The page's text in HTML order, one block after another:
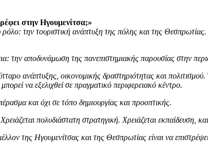
στην Ηγουμενίτσα;»
την τουριστική ανάπτυξη της πόλης και της Θεσπρωτίας.
την αποδυνάμωση της πανεπιστημιακής παρουσίας στην
ανάπτυξης, οικονομικής δραστηριότητας και
να εξελιχθεί σε πραγματικό περιφερειακό κέντρο.
και όχι σε τόπο δημιουργίας και προοπτικής.
πολυδιάστατη στρατηγική. Χρειάζεται εκπαίδευση,
της Ηγουμενίτσας και της Θεσπρωτίας είναι να